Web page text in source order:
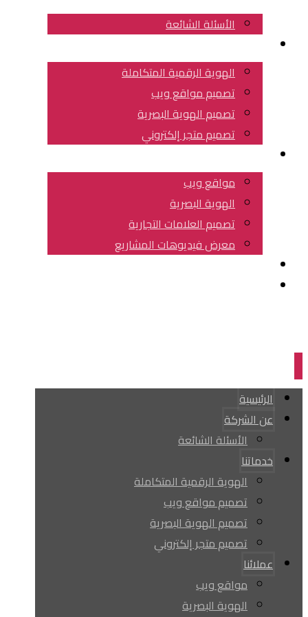
الأسئلة الشائعة
الهوية الرقمية المتكاملة
تصميم مواقع ويب
تصميم الهوية البصرية
تصميم متجر إلكتروني
مواقع ويب
الهوية البصرية
تصميم العلامات التجارية
معرض فيديوهات المشاريع
الرئيسية
عن الشركة
الأسئلة الشائعة
خدماتنا
الهوية الرقمية المتكاملة
تصميم مواقع ويب
تصميم الهوية البصرية
تصميم متجر إلكتروني
عملائنا
مواقع ويب
الهوية البصرية